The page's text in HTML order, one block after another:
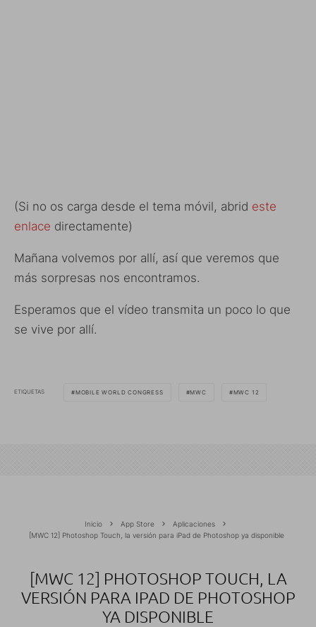
(Si no os carga desde el tema móvil, abrid este
enlace directamente)
Mañana volvemos por allí, así que veremos que
más sorpresas nos encontramos.
Esperamos que el vídeo transmita un poco lo que
se vive por allí.
ETIQUETAS MOBILE WORLD CONGRESS MWC MWC 12
Inicio App Store
Aplicaciones
[MWC 12] Photoshop Touch, la versión para iPad de Photoshop ya disponible
[MWC 12] PHOTOSHOP TOUCH, LA
VERSIÓN PARA IPAD DE PHOTOSHOP
YA DISPONIBLE